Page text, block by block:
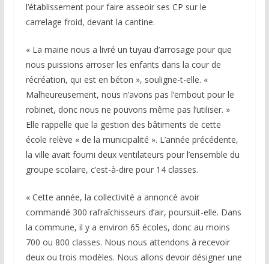
l’établissement pour faire asseoir ses CP sur le
carrelage froid, devant la cantine.
« La mairie nous a livré un tuyau d’arrosage pour que
nous puissions arroser les enfants dans la cour de
récréation, qui est en béton », souligne-t-elle. «
Malheureusement, nous n’avons pas l’embout pour le
robinet, donc nous ne pouvons même pas l’utiliser. »
Elle rappelle que la gestion des bâtiments de cette
école relève « de la municipalité ». L’année précédente,
la ville avait fourni deux ventilateurs pour l’ensemble du
groupe scolaire, c’est-à-dire pour 14 classes.
« Cette année, la collectivité a annoncé avoir
commandé 300 rafraîchisseurs d’air, poursuit-elle. Dans
la commune, il y a environ 65 écoles, donc au moins
700 ou 800 classes. Nous nous attendons à recevoir
deux ou trois modèles. Nous allons devoir désigner une